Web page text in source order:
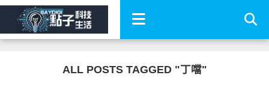
ALL POSTS TAGGED "丁噹"